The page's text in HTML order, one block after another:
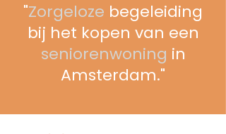
"Zorgeloze begeleiding
bij het kopen van een
seniorenwoning in
Amsterdam."